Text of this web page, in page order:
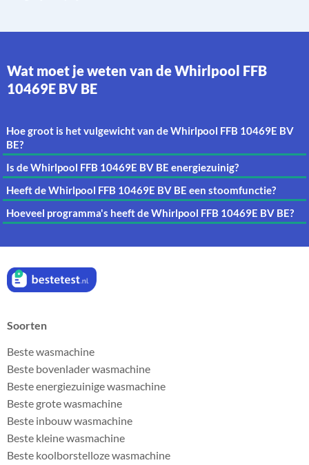
Wat moet je weten van de Whirlpool FFB
10469E BV BE
Hoe groot is het vulgewicht van de Whirlpool FFB 10469E BV
BE?
Is de Whirlpool FFB 10469E BV BE energiezuinig?
Heeft de Whirlpool FFB 10469E BV BE een stoomfunctie?
Hoeveel programma's heeft de Whirlpool FFB 10469E BV BE?
Soorten
Beste wasmachine
Beste bovenlader wasmachine
Beste energiezuinige wasmachine
Beste grote wasmachine
Beste inbouw wasmachine
Beste kleine wasmachine
Beste koolborstelloze wasmachine